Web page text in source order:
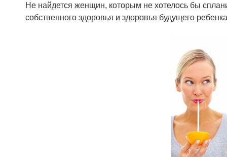
Не найдется женщин, которым не хотелось бы
собственного здоровья и здоровья будущего